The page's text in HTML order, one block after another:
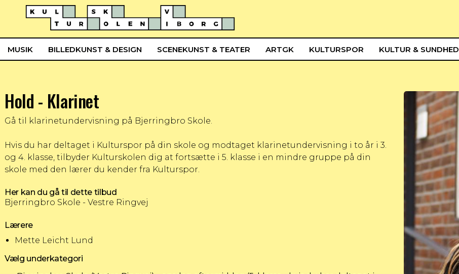
MUSIK BILLEDKUNST & DESIGN SCENEKUNST & TEATER ARTGK KULTURSPOR KULTUR & SUNDHED
Hold - Klarinet
Gå til klarinetundervisning på Bjerringbro Skole.
Hvis du har deltaget i Kulturspor på din skole og modtaget klarinetundervisning i to år i 3.
og 4. klasse, tilbyder Kulturskolen dig at fortsætte i 5. klasse i en mindre gruppe på din
skole med den lærer du kender fra Kulturspor.
Her kan du gå til dette tilbud
Bjerringbro Skole - Vestre Ringvej
Lærere
Mette Leicht Lund
Vælg underkategori